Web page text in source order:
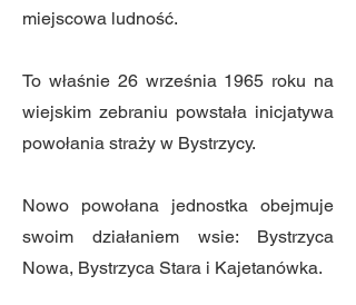
miejscowa ludność.
To właśnie 26 września 1965 roku na
wiejskim zebraniu powstała inicjatywa
powołania straży w Bystrzycy.
Nowo powołana jednostka obejmuje
swoim działaniem wsie: Bystrzyca
Nowa, Bystrzyca Stara i Kajetanówka.